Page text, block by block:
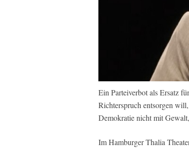
Ein Parteiverbot als Ersatz
Richterspruch entsorgen
Demokratie nicht mit
Im Hamburger Thalia